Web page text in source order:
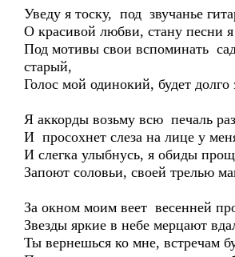
Уведу я тоску, под звучанье
О красивой любви, стану песни я
Под мотивы свои вспоминать
старый,
Голос мой одинокий, будет долго
Я аккорды возьму всю печаль
И просохнет слеза на лице у
И слегка улыбнусь, я обиды
Запоют соловьи, своей трелью
За окном моим веет весенней
Звезды яркие в небе мерцают
Ты вернешься ко мне, встречам